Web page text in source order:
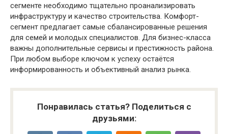
сегменте необходимо тщательно проанализировать
инфраструктуру и качество строительства. Комфорт-
сегмент предлагает самые сбалансированные решения
для семей и молодых специалистов. Для бизнес-класса
важны дополнительные сервисы и престижность района.
При любом выборе ключом к успеху остаётся
информированность и объективный анализ рынка.
Понравилась статья? Поделиться с
друзьями: